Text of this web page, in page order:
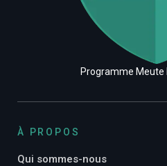
Programme
À PROPOS
Qui sommes-nous